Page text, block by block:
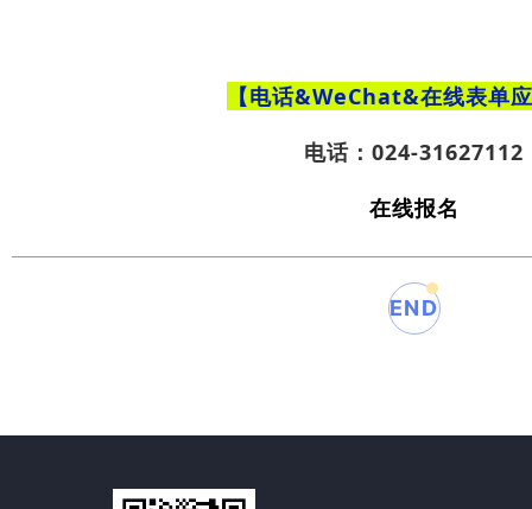
【电话&WeChat&在线表单
电话：024-31627112
在线报名
END